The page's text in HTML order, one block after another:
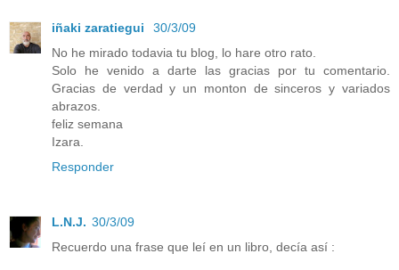
iñaki zaratiegui
30/3/09
No he mirado todavia tu blog, lo hare otro rato.
Solo he venido a darte las gracias por tu comentario.
Gracias de verdad y un monton de sinceros y variados
abrazos.
feliz semana
Izara.
Responder
L.N.J. 30/3/09
Recuerdo una frase que leí en un libro, decía así :